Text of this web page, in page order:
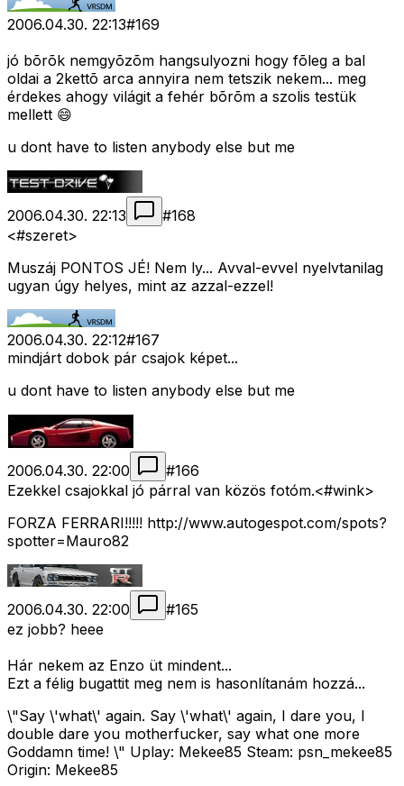
2006.04.30. 22:13#169
jó bõrõk nemgyõzõm hangsulyozni hogy fõleg a bal
oldai a 2kettõ arca annyira nem tetszik nekem... meg
érdekes ahogy világit a fehér bõrõm a szolis testük
mellett 😄
u dont have to listen anybody else but me
2006.04.30. 22:13 #168
<#szeret>
Muszáj PONTOS JÉ! Nem ly... Avval-evvel nyelvtanilag
ugyan úgy helyes, mint az azzal-ezzel!
2006.04.30. 22:12#167
mindjárt dobok pár csajok képet...
u dont have to listen anybody else but me
2006.04.30. 22:00 #166
Ezekkel csajokkal jó párral van közös fotóm.<#wink>
FORZA FERRARI!!!!! http://www.autogespot.com/spots?
spotter=Mauro82
2006.04.30. 22:00 #165
ez jobb? heee
Hár nekem az Enzo üt mindent...
Ezt a félig bugattit meg nem is hasonlítanám hozzá...
\"Say \'what\' again. Say \'what\' again, I dare you, I
double dare you motherfucker, say what one more
Goddamn time! \" Uplay: Mekee85 Steam: psn_mekee85
Origin: Mekee85